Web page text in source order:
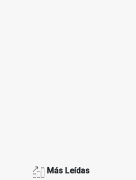
Más Leídas